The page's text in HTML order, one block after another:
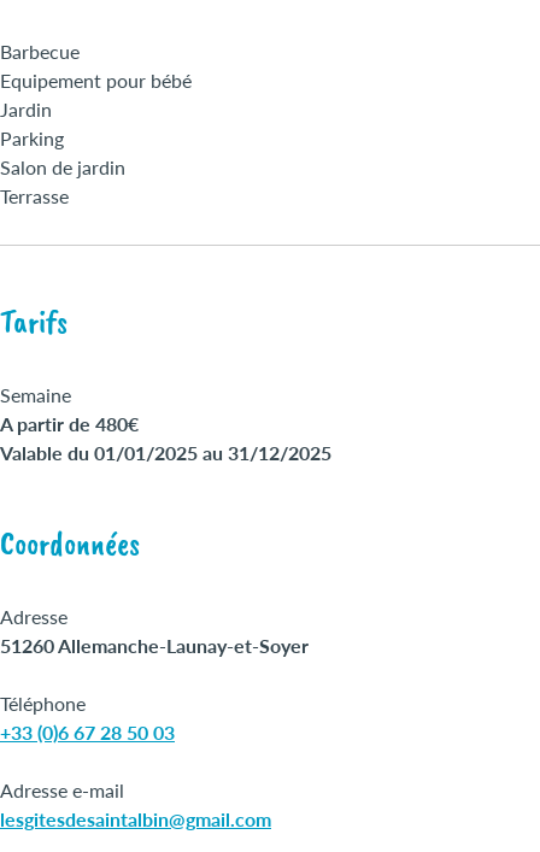
Barbecue
Equipement pour bébé
Jardin
Parking
Salon de jardin
Terrasse
Tarifs
Semaine
A partir de 480€
Valable du 01/01/2025 au 31/12/2025
Coordonnées
Adresse
51260 Allemanche-Launay-et-Soyer
Téléphone
+33 (0)6 67 28 50 03
Adresse e-mail
lesgitesdesaintalbin@gmail.com